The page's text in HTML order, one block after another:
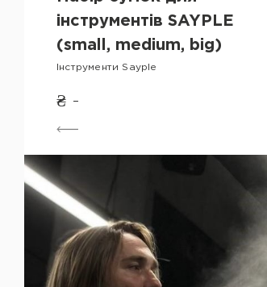
інструментів SAYPLE
(small, medium, big)
Інструменти Sayple
₴ -